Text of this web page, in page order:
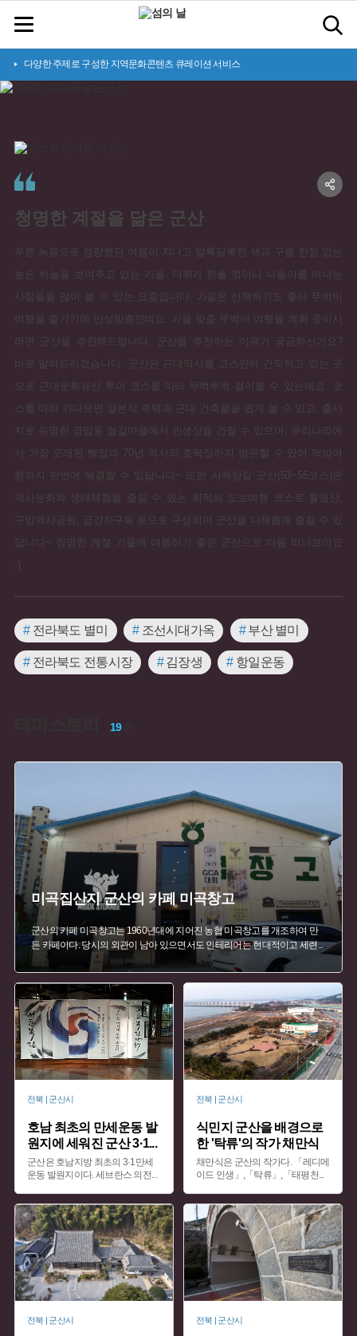
다양한 주제로 구성한 지역문화콘텐츠 큐레이션 서비스
청 명 한 계 절 을 닮은 군산
푸른 녹음으로 청량했던 여름이 지나고 알록달록한 색과 구름 한점 없는
높은 하늘을 보여주고 있는 가을. 더위가 한풀 꺾이니 나들이를 떠나는
사람들을 많이 볼 수 있는 요즘입니다. 가을은 산책하기도 좋아 뚜벅이
여행을 즐기기에 안성맞춤인데요. 가을 맞춤 뚜벅이 여행을 계획 중이시
라면 군산을 추천해드립니다. 군산을 추천하는 이유가 궁금하신가요?
바로 알려드리겠습니다. 군산은 근대역사를 고스란히 간직하고 있는 곳
으로 근대문화유산 투어 코스를 따라 뚜벅뚜벅 걸어볼 수 있는데요. 코
스를 따라 가다보면 일본식 주택과 근대 건축물을 쉽게 볼 수 있고, 출사
지로 유명한 경암동 철길마을에서 인생샷을 건질 수 있으며, 우리나라에
서 가장 오래된 빵집과 70년 역사의 호떡집까지 방문할 수 있어 먹방여
행까지 한번에 해결할 수 있답니다~ 또한 서해랑길 군산(53~55코스)은
역사문화와 생태체험을 즐길 수 있는 최적의 도보여행 코스로 월명산,
구암역사공원, 금강하구둑 등으로 구성되어 군산을 다채롭게 즐길 수 있
답니다~ 청명한 계절 가을에 여행하기 좋은 군산으로 다들 떠나보아요
:)
#전라북도 별미 #조선시대가옥 #부산 별미
#전라북도 전통시장 #김장생 #항일운동
국밥
안동 향토음식
#전라북도의 문화예술인 #피난민마을 #화폐
#경상북도 별미
19
미곡집산지 군산의 카페 미곡창고
군산의 카페 미곡창고는 1960년대에 지어진 농협 미곡창고를 개조하여 만
든 카페이다. 당시의 외관이 남아 있으면서도 인테리어는 현대적이고 세련...
전북 | 군산시
호남 최초의 만세운동 발
원지에 세워진 군산 3·1...
군산은 호남지방 최초의 3·1만세
운동 발원지이다. 세브란스 의전...
전북 | 군산시
식민지 군산을 배경으로
한 '탁류'의 작가 채만식
채만식은 군산의 작가다. 「레디메
이드 인생」,「탁류」,「태평천...
전북 | 군산시 전북 | 군산시